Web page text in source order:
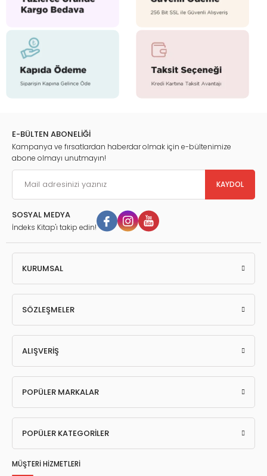
E-BÜLTEN ABONELİĞİ
Kampanya ve fırsatlardan haberdar olmak için e-bültenimize
abone olmayı unutmayın!
KAYDOL
SOSYAL MEDYA
İndeks Kitap'ı takip edin!
KURUMSAL
SÖZLEŞMELER
ALIŞVERİŞ
POPÜLER MARKALAR
POPÜLER KATEGORİLER
MÜŞTERİ HİZMETLERİ